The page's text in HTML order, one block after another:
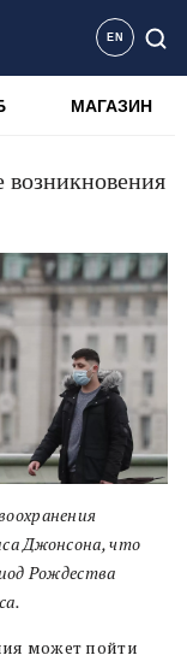
EN
МАГАЗИН
Джонсона, что
Рождества
может пойти